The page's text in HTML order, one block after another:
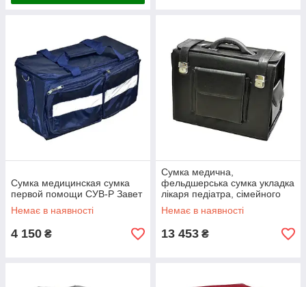
Сумка медицинская сумка
первой помощи СУВ-Р Завет
Немає в наявності
4 150 ₴
Сумка медична,
фельдшерська сумка укладка
лікаря педіатра, сімейного
лікаря СУСЛ №2 Заповіт
Немає в наявності
13 453 ₴